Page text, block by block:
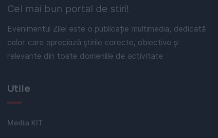
Cel mai bun portal de stiri!
Evenimentul Zilei este o publicație multimedia, dedicată
celor care apreciază știrile corecte, obiective și
relevante din toate domeniile de activitate
Utile
Media KIT